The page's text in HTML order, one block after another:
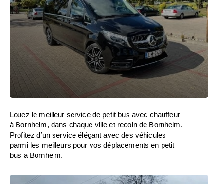
Louez le meilleur service de petit bus avec chauffeur
à Bornheim, dans chaque ville et recoin de Bornheim.
Profitez d’un service élégant avec des véhicules
parmi les meilleurs pour vos déplacements en petit
bus à Bornheim.